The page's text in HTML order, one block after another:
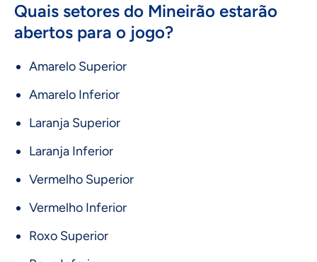
Quais setores do Mineirão estarão
abertos para o jogo?
Amarelo Superior
Amarelo Inferior
Laranja Superior
Laranja Inferior
Vermelho Superior
Vermelho Inferior
Roxo Superior